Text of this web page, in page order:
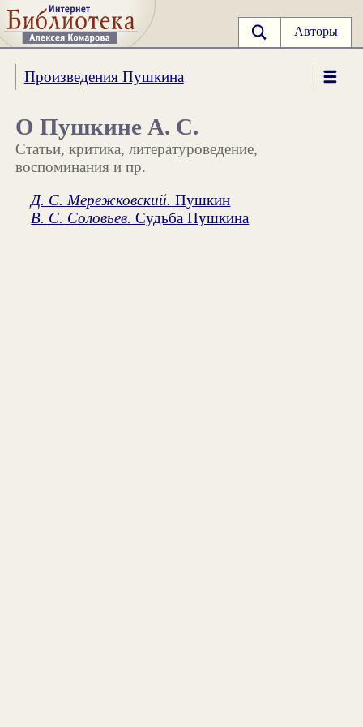
Авторы
Произведения Пушкина
О Пушкине А. С.
Статьи, критика, литературоведение,
воспоминания и пр.
Д. С. Мережковский. Пушкин
В. С. Соловьев. Судьба Пушкина